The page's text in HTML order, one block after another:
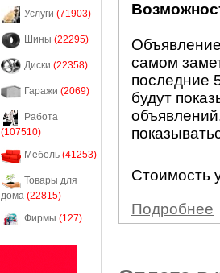
Услуги (71903)
Шины (22295)
Диски (22358)
Гаражи (2069)
Работа
(107510)
Мебель (41253)
Товары для
дома (22815)
Фирмы (127)
самом
последние
будут
Стоимость
Подробнее